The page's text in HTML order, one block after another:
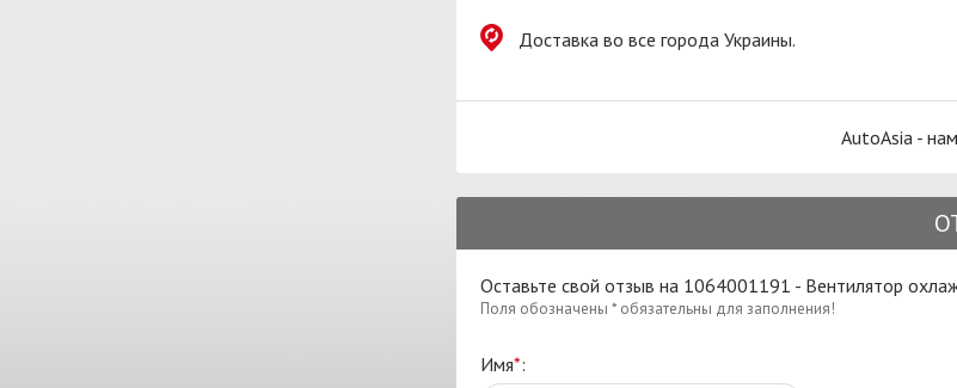
Доставка во все города Украины.
AutoAsia -
Оставьте свой отзыв на 1064001191 - Вентилятор
Поля обозначены * обязательны для заполнения!
Имя*: